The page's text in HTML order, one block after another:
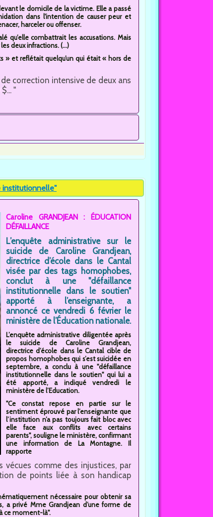
le domicile de la victime. Elle a passé
dans l'intention de causer peur et
harceler ou offenser.
qu’elle combattrait les accusations. Mais
deux infractions. (...)
» et reflétait quelqu’un qui était « hors de
correction intensive de deux ans
"
institutionnelle"
Caroline GRANDJEAN : ÉDUCATION
DÉFAILLANCE
L’enquête administrative sur le
suicide de Caroline Grandjean,
directrice d’école dans le Cantal
visée par des tags homophobes,
conclut à une "défaillance
institutionnelle dans le soutien"
apporté à l’enseignante, a
annoncé ce vendredi 6 février le
ministère de l’Éducation nationale.
L’enquête administrative diligentée après
le suicide de Caroline Grandjean,
directrice d’école dans le Cantal cible de
propos homophobes qui s’est suicidée en
septembre, a conclu à une "défaillance
institutionnelle dans le soutien" qui lui a
été apporté, a indiqué vendredi le
ministère de l’Education.
"Ce constat repose en partie sur le
sentiment éprouvé par l’enseignante que
l’institution n’a pas toujours fait bloc avec
elle face aux conflits avec certains
parents", souligne le ministère, confirmant
une information de La Montagne. Il
rapporte
vécues comme des injustices, par
de points liée à son handicap
nécessaire pour obtenir sa
a privé Mme Grandjean d’une forme de
ce moment-là".